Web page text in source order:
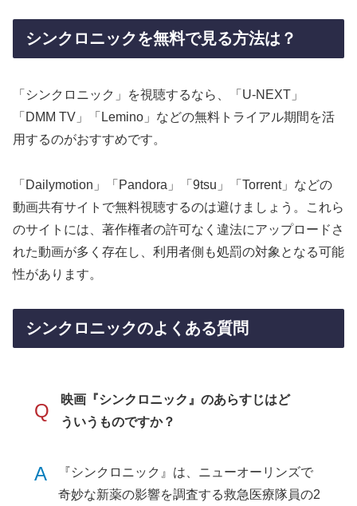
シンクロニックを無料で見る方法は？
「シンクロニック」を視聴するなら、「U-NEXT」
「DMM TV」「Lemino」などの無料トライアル期間を活
用するのがおすすめです。
「Dailymotion」「Pandora」「9tsu」「Torrent」などの
動画共有サイトで無料視聴するのは避けましょう。これら
のサイトには、著作権者の許可なく違法にアップロードさ
れた動画が多く存在し、利用者側も処罰の対象となる可能
性があります。
シンクロニックのよくある質問
Q
映画『シンクロニック』のあらすじはど
ういうものですか？
A
『シンクロニック』は、ニューオーリンズで
奇妙な新薬の影響を調査する救急医療隊員の2